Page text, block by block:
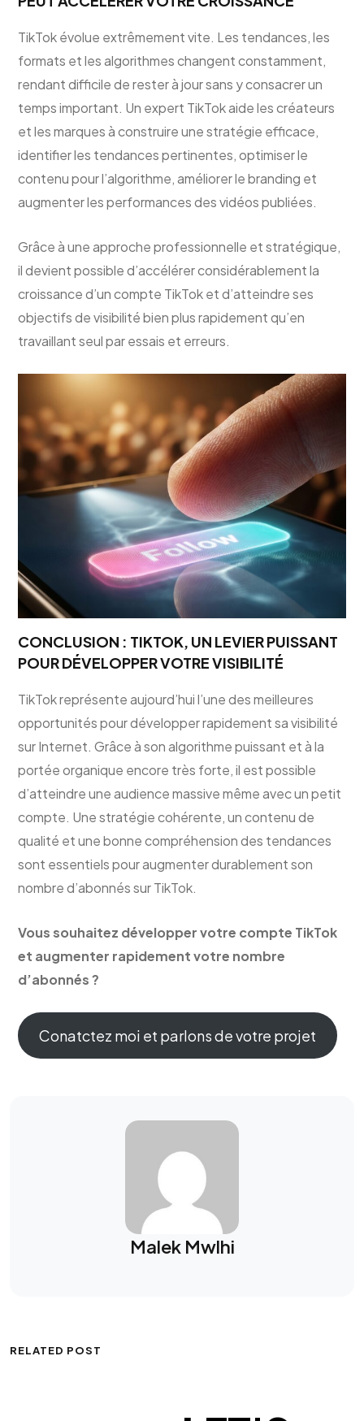
TikTok évolue extrêmement vite. Les tendances, les
formats et les algorithmes changent constamment,
rendant difficile de rester à jour sans y consacrer un
temps important. Un expert TikTok aide les créateurs
et les marques à construire une stratégie efficace,
identifier les tendances pertinentes, optimiser le
contenu pour l’algorithme, améliorer le branding et
augmenter les performances des vidéos publiées.
Grâce à une approche professionnelle et stratégique,
il devient possible d’accélérer considérablement la
croissance d’un compte TikTok et d’atteindre ses
objectifs de visibilité bien plus rapidement qu’en
travaillant seul par essais et erreurs.
CONCLUSION : TIKTOK, UN LEVIER PUISSANT
POUR DÉVELOPPER VOTRE VISIBILITÉ
TikTok représente aujourd’hui l’une des meilleures
opportunités pour développer rapidement sa visibilité
sur Internet. Grâce à son algorithme puissant et à la
portée organique encore très forte, il est possible
d’atteindre une audience massive même avec un petit
compte. Une stratégie cohérente, un contenu de
qualité et une bonne compréhension des tendances
sont essentiels pour augmenter durablement son
nombre d’abonnés sur TikTok.
Vous souhaitez développer votre compte TikTok
et augmenter rapidement votre nombre
d’abonnés ?
Conatctez moi et parlons de votre projet
Malek Mwlhi
RELATED POST